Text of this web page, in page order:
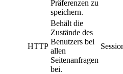
Präferenzen zu
speichern.
HTTP
Behält die
Zustände des
Benutzers bei
allen
Seitenanfragen
bei.